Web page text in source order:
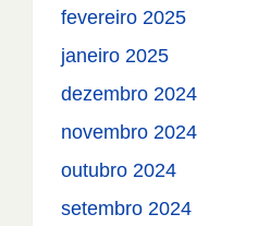
fevereiro 2025
janeiro 2025
dezembro 2024
novembro 2024
outubro 2024
setembro 2024